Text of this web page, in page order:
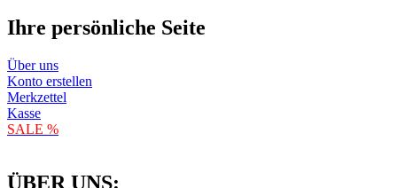
Ihre persönliche Seite
Über uns
Konto erstellen
Merkzettel
Kasse
SALE %
ÜBER UNS: